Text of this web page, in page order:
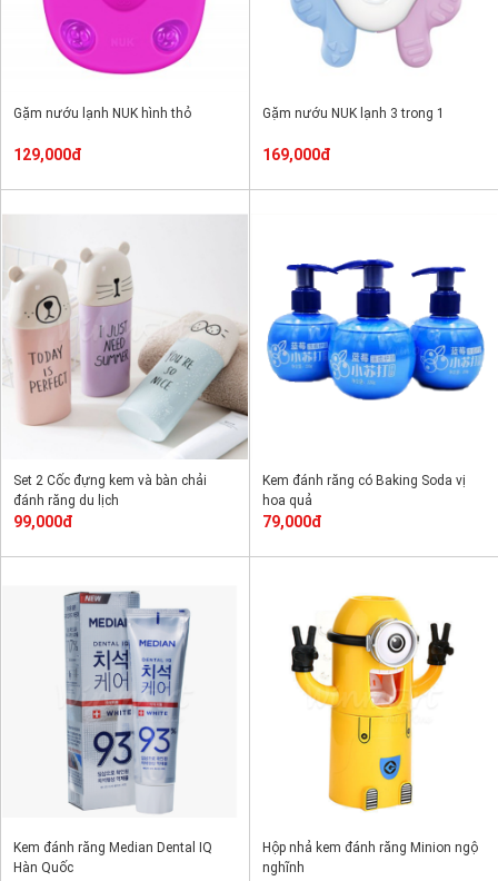
Gặm nướu lạnh NUK hình thỏ
129,000đ
Gặm nướu NUK lạnh 3 trong 1
169,000đ
Set 2 Cốc đựng kem và bàn chải
đánh răng du lịch
99,000đ
Kem đánh răng có Baking Soda vị
hoa quả
79,000đ
Kem đánh răng Median Dental IQ
Hàn Quốc
Hộp nhả kem đánh răng Minion ngộ
nghĩnh